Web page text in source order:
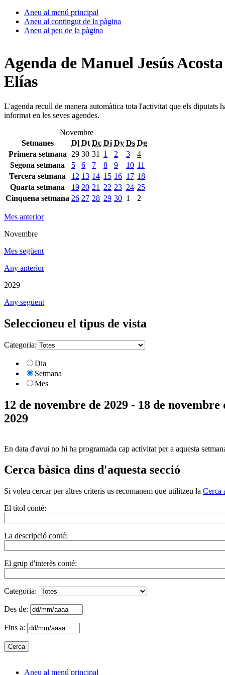
Aneu al menú principal
Aneu al contingut de la pàgina
Aneu al peu de la pàgina
Agenda de Manuel Jesús Acosta
Elías
L'agenda recull de manera automàtica tota l'activitat que els diputats
informat en les seves agendes.
Novembre
Setmanes
Dl Dt Dc Dj Dv Ds Dg
Primera setmana
29 30 31 1 2 3
4
Segona setmana
5 6 7 8 9 10 11
Tercera setmana
12 13 14 15 16 17 18
Quarta setmana
19 20 21 22 23 24 25
Cinquena setmana 26 27 28 29 30 1 2
Mes anterior
Novembre
Mes següent
Any anterior
2029
Any següent
Seleccioneu el tipus de vista
Categoria:
Dia
Setmana
Mes
12 de novembre de 2029 - 18 de novembre
2029
En data d'avui no hi ha programada cap activitat per a aquesta
Cerca bàsica dins d'aquesta secció
Si voleu cercar per altres criteris us recomanem que utilitzeu la Cerca
El títol conté:
La descripció conté:
El grup d'interès conté:
Categoria:
Des de:
Fins a:
Aneu al menú principal